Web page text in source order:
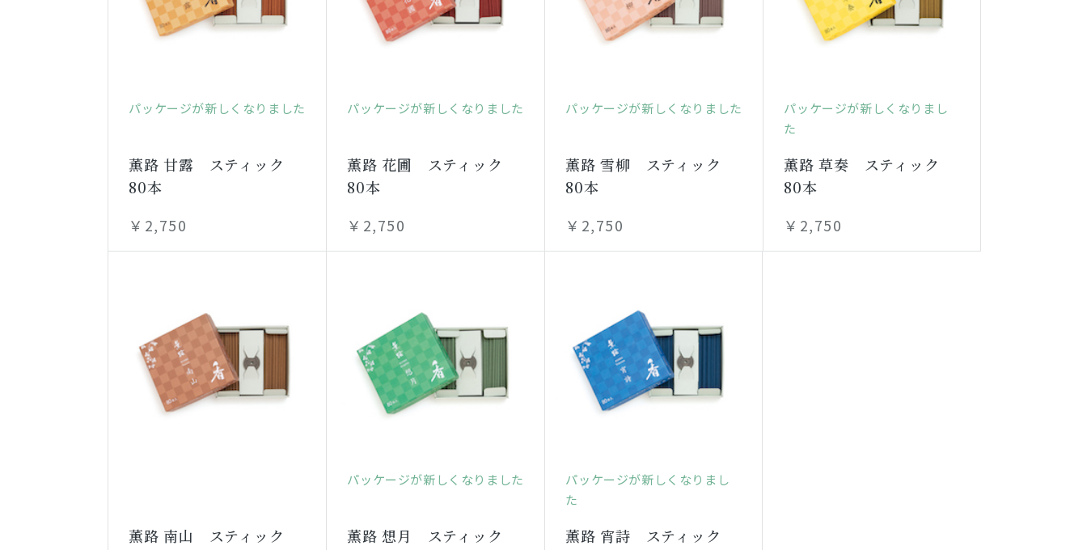
パッケージが新しくなりました
薫路 甘露 スティック
80本
￥2,750
パッケージが新しくなりました
薫路 花圃 スティック
80本
￥2,750
パッケージが新しくなりました
薫路 雪柳 スティック
80本
￥2,750
パッケージが新しくなりまし
た
薫路 草奏 スティック
80本
￥2,750
薫路 南山 スティック
パッケージが新しくなりました
薫路 想月 スティック
パッケージが新しくなりまし
た
薫路 宵詩 スティック